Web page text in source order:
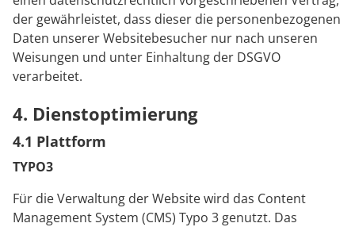
der gewährleistet, dass dieser die personenbezogenen
Daten unserer Websitebesucher nur nach unseren
Weisungen und unter Einhaltung der DSGVO
verarbeitet.
4. Dienstoptimierung
4.1 Plattform
TYPO3
Für die Verwaltung der Website wird das Content
Management System (CMS) Typo 3 genutzt. Das